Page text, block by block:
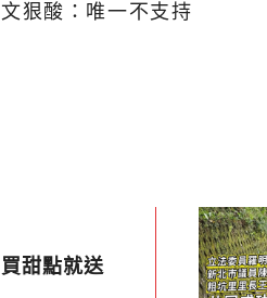
狠酸：唯一不支持
甜點就送